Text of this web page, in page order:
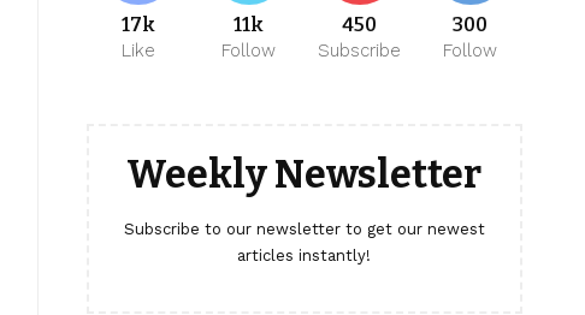
17k
Like
11k
Follow
450
Subscribe
300
Follow
Weekly Newsletter
Subscribe to our newsletter to get our newest
articles instantly!